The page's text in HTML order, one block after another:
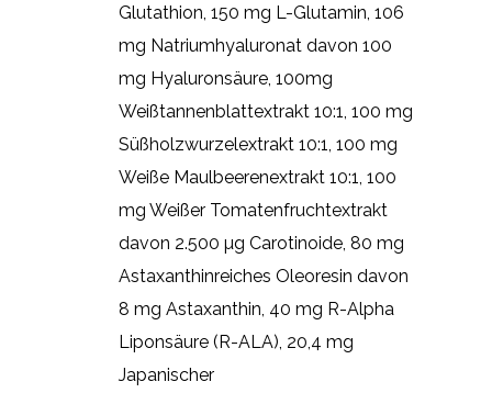
Glutathion, 150 mg L-Glutamin, 106
mg Natriumhyaluronat davon 100
mg Hyaluronsäure, 100mg
Weißtannenblattextrakt 10:1, 100 mg
Süßholzwurzelextrakt 10:1, 100 mg
Weiße Maulbeerenextrakt 10:1, 100
mg Weißer Tomatenfruchtextrakt
davon 2.500 µg Carotinoide, 80 mg
Astaxanthinreiches Oleoresin davon
8 mg Astaxanthin, 40 mg R-Alpha
Liponsäure (R-ALA), 20,4 mg
Japanischer